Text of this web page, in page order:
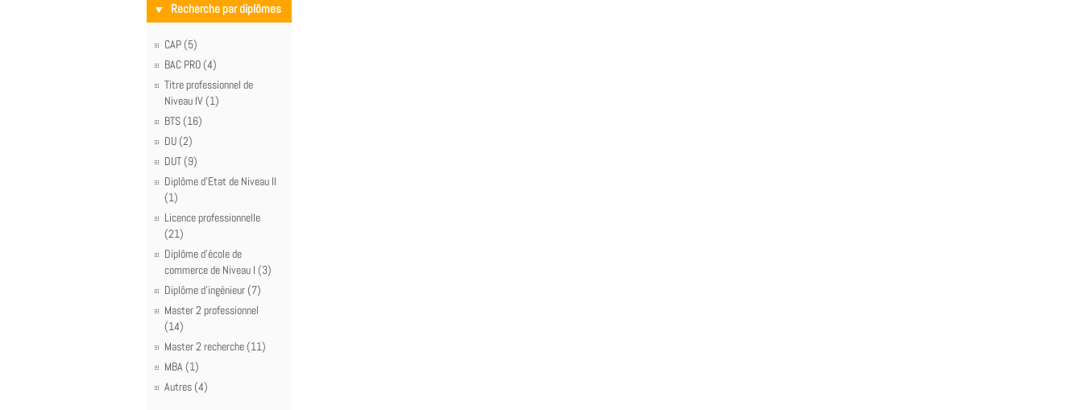
Recherche par diplômes
CAP (5)
BAC PRO (4)
Titre professionnel de
Niveau IV (1)
BTS (16)
DU (2)
DUT (9)
Diplôme d'Etat de Niveau II
(1)
Licence professionnelle
(21)
Diplôme d'école de
commerce de Niveau I (3)
Diplôme d'ingénieur (7)
Master 2 professionnel
(14)
Master 2 recherche (11)
MBA (1)
Autres (4)